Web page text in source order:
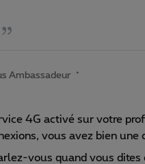
Ambassadeur
4G activé sur votre
vous avez bien une
vous quand vous dites